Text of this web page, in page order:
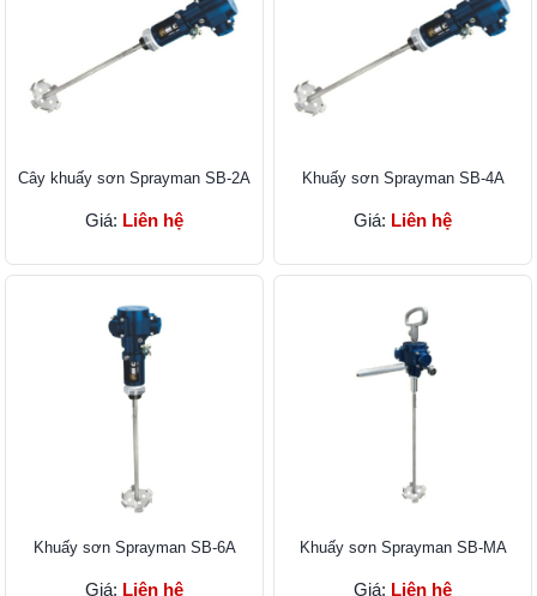
Cây khuấy sơn Sprayman SB-2A
Giá: Liên hệ
Khuấy sơn Sprayman SB-4A
Giá: Liên hệ
Khuấy sơn Sprayman SB-6A
Giá: Liên hệ
Khuấy sơn Sprayman SB-MA
Giá: Liên hệ